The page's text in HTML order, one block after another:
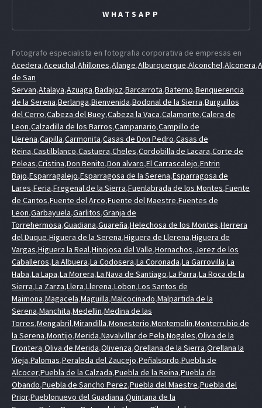
WHATSAPP
Fotografo especialista en fotografia corporativa de empresas en
Acedera,Aceuchal,Ahillones,Alange,Alburquerque,Alconchel,Alconera,
de San
Servan,Atalaya,Azuaga,Badajoz,Barcarrota,Baterno,Benquerencia
de la Serena,Berlanga,Bienvenida,Bodonal de la Sierra,Burguillos
del Cerro,Cabeza del Buey,Cabeza la Vaca,Calamonte,Calera de
Leon,Calzadilla de los Barros,Campanario,Campillo de
Llerena,Capilla,Carmonita,Casas de Don Pedro,Casas de
Reina,Castilblanco,Castuera,Cheles,Cordobilla de Lacara,Corte de
Peleas,Cristina,Don Benito,Don alvaro,El Carrascalejo,Entrin
Bajo,Esparragalejo,Esparragosa de la Serena,Esparragosa de
Lares,Feria,Fregenal de la Sierra,Fuenlabrada de los Montes,Fuente
de Cantos,Fuente del Arco,Fuente del Maestre,Fuentes de
Leon,Garbayuela,Garlitos,Granja de
Torrehermosa,Guadiana,Guareña,Helechosa de los Montes,Herrera
del Duque,Higuera de la Serena,Higuera de Llerena,Higuera de
Vargas,Higuera la Real,Hinojosa del Valle,Hornachos,Jerez de los
Caballeros,La Albuera,La Codosera,La Coronada,La Garrovilla,La
Haba,La Lapa,La Morera,La Nava de Santiago,La Parra,La Roca de la
Sierra,La Zarza,Llera,Llerena,Lobon,Los Santos de
Maimona,Magacela,Maguilla,Malcocinado,Malpartida de la
Serena,Manchita,Medellin,Medina de las
Torres,Mengabril,Mirandilla,Monesterio,Montemolin,Monterrubio de
la Serena,Montijo,Merida,Navalvillar de Pela,Nogales,Oliva de la
Frontera,Oliva de Merida,Olivenza,Orellana de la Sierra,Orellana la
Vieja,Palomas,Peraleda del Zaucejo,Peñalsordo,Puebla de
Alcocer,Puebla de la Calzada,Puebla de la Reina,Puebla de
Obando,Puebla de Sancho Perez,Puebla del Maestre,Puebla del
Prior,Pueblonuevo del Guadiana,Quintana de la